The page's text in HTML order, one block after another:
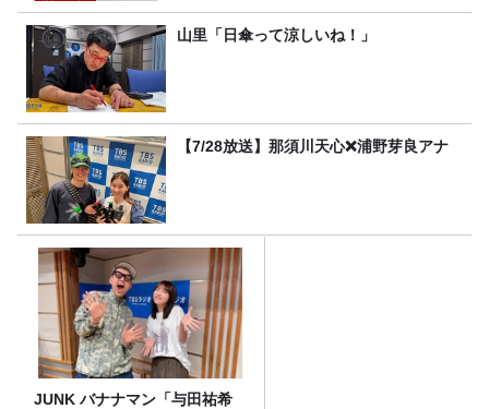
山里「日傘って涼しいね！」
【7/28放送】那須川天心❌浦野芽良アナ
JUNK バナナマン「与田祐希